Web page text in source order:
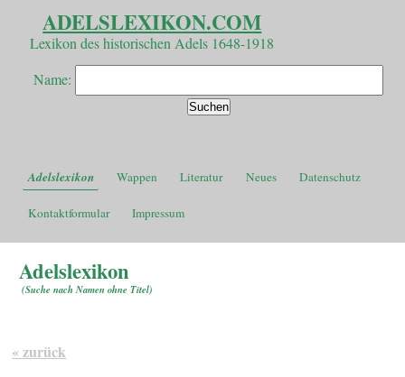
ADELSLEXIKON.COM
Lexikon des historischen Adels 1648-1918
Name:
Adelslexikon Wappen Literatur Neues Datenschutz
Kontaktformular Impressum
Adelslexikon
(Suche nach Namen ohne Titel)
« zurück